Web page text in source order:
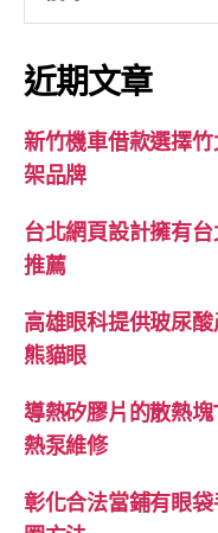
關
鍵
字:
近期文章
新竹機車借款選擇
架品牌
台北網頁設計擁有
推薦
高雄眼科提供玻尿
熊貓眼
導熱矽膠片的散熱
熱泵維修
彰化合法當鋪有眼